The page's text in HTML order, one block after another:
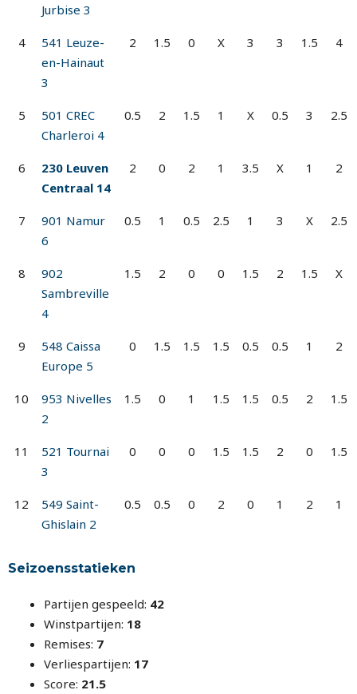
Jurbise 3
4
541 Leuze-
en-Hainaut
3
2 1.5 0 X 3 3 1.5 4
5
501 CREC
Charleroi 4
0.5 2 1.5 1 X 0.5 3 2.5
6
230 Leuven
Centraal 14
2 0 2 1 3.5 X 1 2
7
901 Namur
6
0.5 1 0.5 2.5 1 3 X 2.5
8
902
Sambreville
4
1.5 2 0 0 1.5 2 1.5 X
9
548 Caissa
Europe 5
0 1.5 1.5 1.5 0.5 0.5 1 2
10
953 Nivelles
2
1.5 0 1 1.5 1.5 0.5 2 1.5
11
521 Tournai
3
0 0 0 1.5 1.5 2 0 1.5
12
549 Saint-
Ghislain 2
0.5 0.5 0 2 0 1 2 1
Seizoensstatieken
Partijen gespeeld: 42
Winstpartijen: 18
Remises: 7
Verliespartijen: 17
Score: 21.5